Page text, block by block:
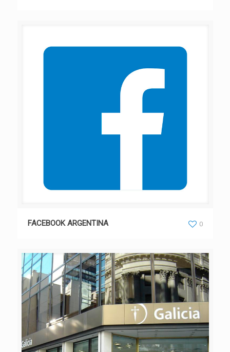
FACEBOOK ARGENTINA 0